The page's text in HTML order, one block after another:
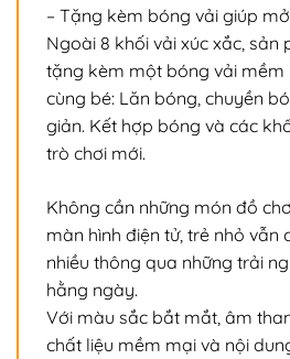
– Tặng kèm bóng vải giúp
Ngoài 8 khối vải xúc xắc, sản
tặng kèm một bóng vải mềm
cùng bé: Lăn bóng, chuyền
giản. Kết hợp bóng và các
trò chơi mới.
Không cần những món đồ
màn hình điện tử, trẻ nhỏ vẫn
nhiều thông qua những trải
hằng ngày.
Với màu sắc bắt mắt, âm
chất liệu mềm mại và nội